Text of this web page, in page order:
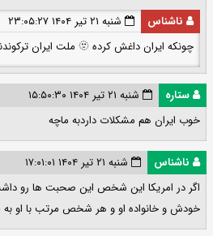
ناشناس
شنبه ۲۱ تیر ۱۴۰۴ ۲۳:۰۵:۲۷
چونکه ایران داغش کرده 🫥 ملت ایران ترکوندنش
ستاره
شنبه ۲۱ تیر ۱۴۰۴ ۱۵:۵۰:۳۰
خوب ایران هم مشکلات داردبه ماچه
ناشناس
شنبه ۲۱ تیر ۱۴۰۴ ۱۷:۰۱:۰۱
اگر در امريكا اين شخص اين صحبت ها رو
خودش و خانواده او و هر شخص مرتب با او